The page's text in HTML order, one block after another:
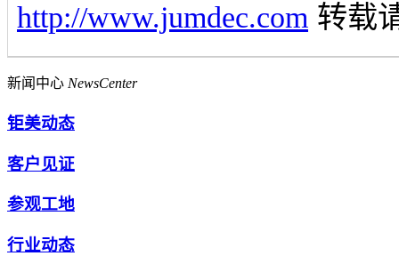
http://www.jumdec.com 转载
新闻中心 NewsCenter
钜美动态
客户见证
参观工地
行业动态